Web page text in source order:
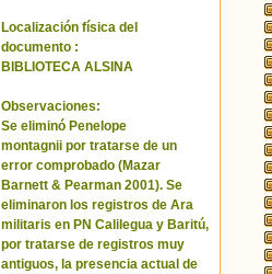
Localización física del
documento :
BIBLIOTECA ALSINA
Observaciones:
Se eliminó Penelope
montagnii por tratarse de un
error comprobado (Mazar
Barnett & Pearman 2001). Se
eliminaron los registros de Ara
militaris en PN Calilegua y Baritú,
por tratarse de registros muy
antiguos, la presencia actual de